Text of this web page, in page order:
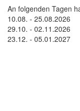
An folgenden Tagen
10.08. - 25.08.2026
29.10. - 02.11.2026
23.12. - 05.01.2027